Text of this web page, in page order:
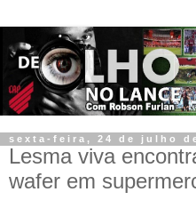
sexta-feira, 24 de julho
Lesma viva
wafer em